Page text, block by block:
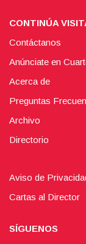
CONTINÚA
Contáctanos
Anúnciate en
Acerca de
Preguntas
Archivo
Directorio
Aviso de
Cartas al Director
SÍGUENOS